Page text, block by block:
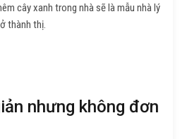
cây xanh trong nhà sẽ là mẫu nhà lý
thành thị.
nhưng không đơn